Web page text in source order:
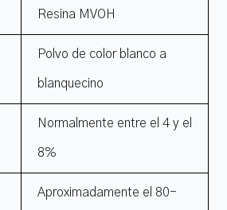
Resina MVOH
Polvo de color blanco a
blanquecino
Normalmente entre el 4 y el
8%
Aproximadamente el 80-